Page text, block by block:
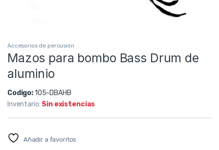
Accesorios de percusión
Mazos para bombo Bass Drum de
aluminio
Codigo:105-DBAHB
Inventario: Sin existencias
Añadir a favoritos